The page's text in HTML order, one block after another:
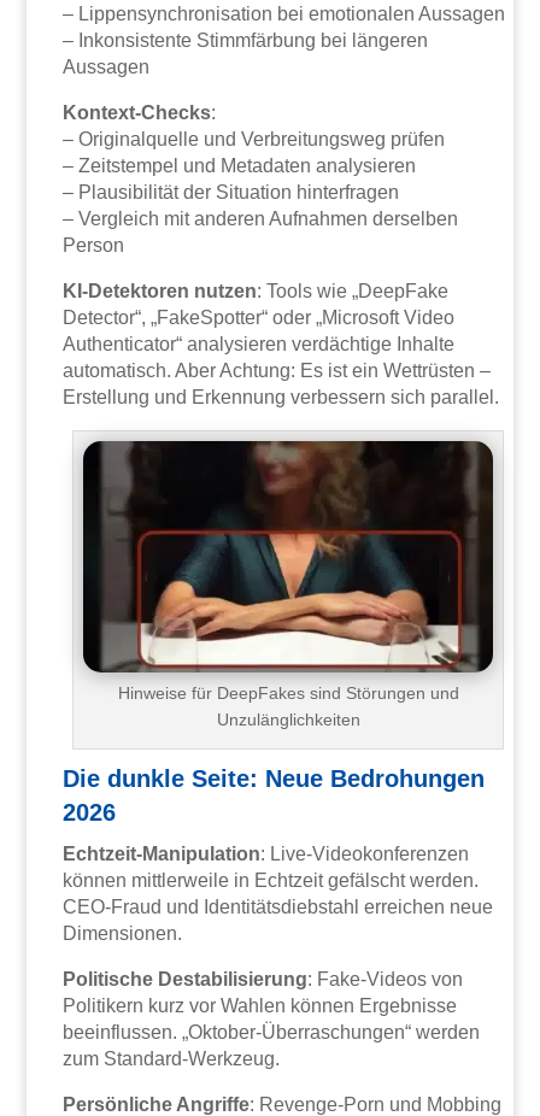
– Lippensynchronisation bei emotionalen Aussagen
– Inkonsistente Stimmfärbung bei längeren
Aussagen
Kontext-Checks:
– Originalquelle und Verbreitungsweg prüfen
– Zeitstempel und Metadaten analysieren
– Plausibilität der Situation hinterfragen
– Vergleich mit anderen Aufnahmen derselben
Person
KI-Detektoren nutzen: Tools wie „DeepFake
Detector“, „FakeSpotter“ oder „Microsoft Video
Authenticator“ analysieren verdächtige Inhalte
automatisch. Aber Achtung: Es ist ein Wettrüsten –
Erstellung und Erkennung verbessern sich parallel.
Hinweise für DeepFakes sind Störungen und
Unzulänglichkeiten
Die dunkle Seite: Neue Bedrohungen
2026
Echtzeit-Manipulation: Live-Videokonferenzen
können mittlerweile in Echtzeit gefälscht werden.
CEO-Fraud und Identitätsdiebstahl erreichen neue
Dimensionen.
Politische Destabilisierung: Fake-Videos von
Politikern kurz vor Wahlen können Ergebnisse
beeinflussen. „Oktober-Überraschungen“ werden
zum Standard-Werkzeug.
Persönliche Angriffe: Revenge-Porn und Mobbing